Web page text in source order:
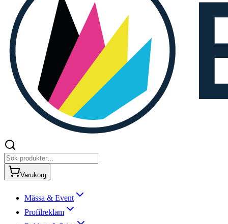
Varukorg
Mässa & Event
Profilreklam